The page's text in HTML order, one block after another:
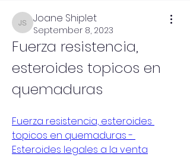
Joane Shiplet
Joane Shiplet
September 8, 2023
Fuerza resistencia,
esteroides topicos en
quemaduras
Fuerza resistencia, esteroides
topicos en quemaduras -
Esteroides legales a la venta